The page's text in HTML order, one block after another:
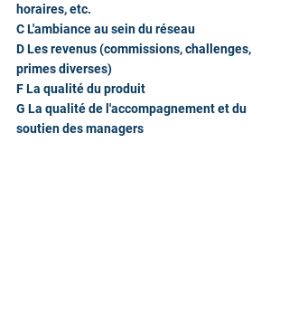
horaires, etc.
C L'ambiance au sein du réseau
D Les revenus (commissions, challenges,
primes diverses)
F La qualité du produit
G La qualité de l'accompagnement et du
soutien des managers